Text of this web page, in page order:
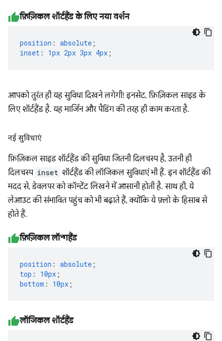
फ़िज़िकल शॉर्टहैंड के लिए नया वर्शन
position : absolute ;
inset : 1px 2px 3px 4px ;
आपको तुरंत ही यह सुविधा दिखने लगेगी! इनसेट, फ़िज़िकल साइड के
लिए शॉर्टहैंड है. यह मार्जिन और पैडिंग की तरह ही काम करता है.
नई सुविधाएं
फ़िज़िकल साइड शॉर्टहैंड की सुविधा जितनी दिलचस्प है, उतनी ही
दिलचस्प inset शॉर्टहैंड की लॉजिकल सुविधाएं भी हैं. इन शॉर्टहैंड की
मदद से, डेवलपर को कॉन्टेंट लिखने में आसानी होती है. साथ ही, ये
लेआउट की संभावित पहुंच को भी बढ़ाते हैं, क्योंकि ये फ़्लो के हिसाब से
होते हैं.
फ़िज़िकल लॉन्गहैंड
position : absolute ;
top : 10px ;
bottom : 10px ;
लॉजिकल शॉर्टहैंड